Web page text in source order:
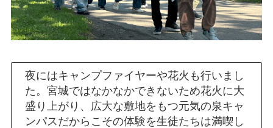
夜にはキャンプファイヤーや花火も行いまし
た。宮城ではなかなかできないため花火に大
盛り上がり、広大な敷地をもつ元気の泉キャ
ンパスだからこその体験を生徒たちは満喫し